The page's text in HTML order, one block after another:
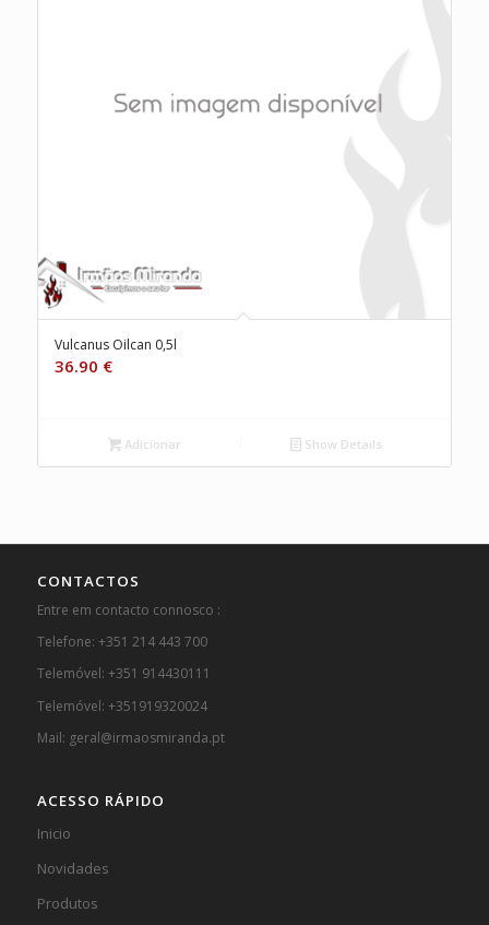
Vulcanus Oilcan 0,5l
36.90 €
Adicionar Show Details
CONTACTOS
Entre em contacto connosco :
Telefone: +351 214 443 700
Telemóvel: +351 914430111
Telemóvel: +351919320024
Mail: geral@irmaosmiranda.pt
ACESSO RÁPIDO
Inicio
Novidades
Produtos